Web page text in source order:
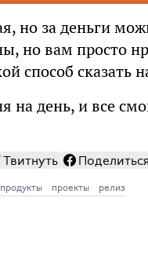
но за деньги
но вам просто
способ
день, и все
Твитнуть Поделиться
продукты проекты релиз